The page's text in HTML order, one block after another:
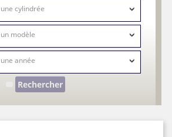
Rechercher